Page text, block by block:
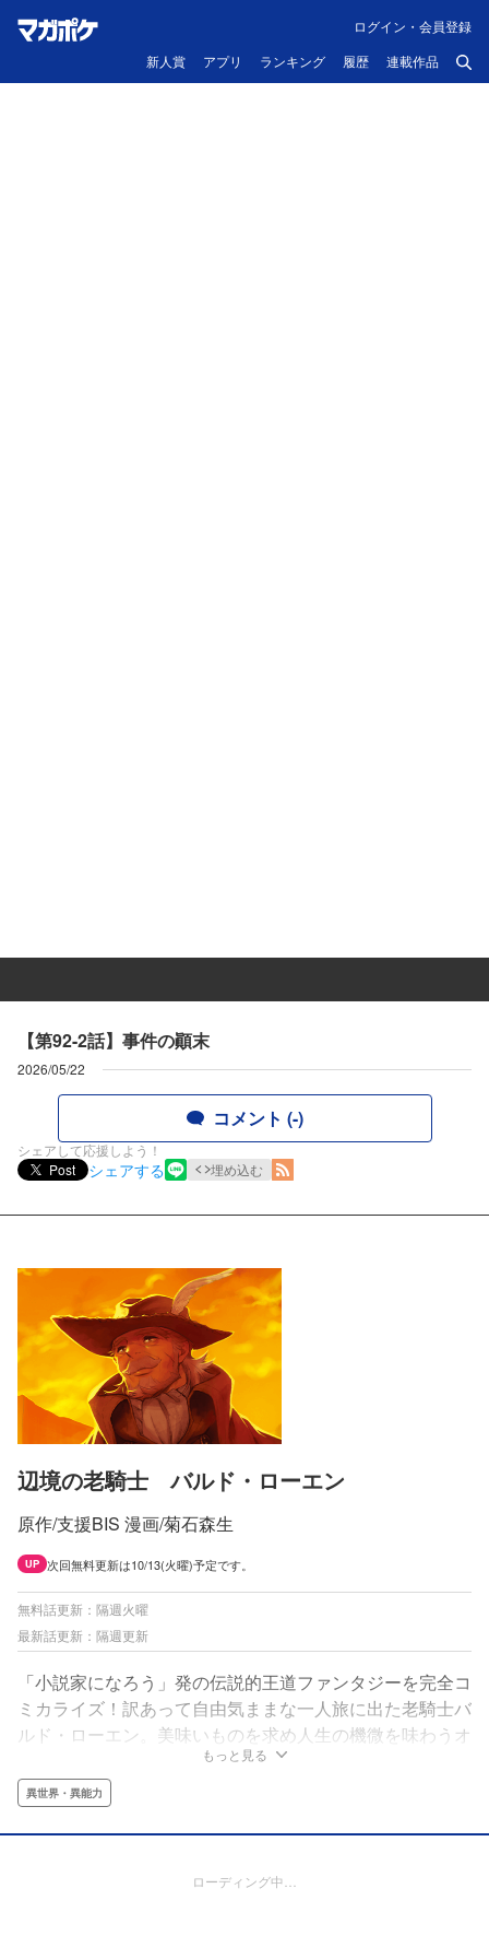
新人賞 アプリ ランキング 履歴 連載作品
ログイン・会員登録
【第92-2話】事件の顚末
2026/05/22
コメント (-)
シェアして応援しよう！
Post
シェアする 埋め込む
辺境の老騎士 バルド・ローエン
原作/支援BIS 漫画/菊石森生
UP 次回無料更新は10/13(火曜)予定です。
無料話更新：隔週火曜
最新話更新：隔週更新
「小説家になろう」発の伝説的王道ファンタジーを完全コ
ミカライズ！訳あって自由気ままな一人旅に出た老騎士バ
ルド・ローエン。美味いものを求め人生の機微を味わうオ
トナ旅…のはずだったのに気づけば巨大な陰謀の渦中
に…。でもそれは世界中で語り継がれる冒険の始まりだっ
た！
もっと見る
異世界・異能力
ローディング中…